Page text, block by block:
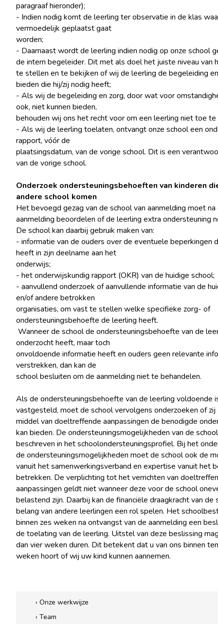
paragraaf hieronder);
- Indien nodig komt de leerling ter observatie in de klas
vermoedelijk geplaatst gaat
worden;
- Daarnaast wordt de leerling indien nodig op onze school
de intern begeleider. Dit met als doel het juiste niveau van
te stellen en te bekijken of wij de leerling de begeleiding
bieden die hij/zij nodig heeft;
- Als wij de begeleiding en zorg, door wat voor
ook, niet kunnen bieden,
behouden wij ons het recht voor om een leerling niet toe te
- Als wij de leerling toelaten, ontvangt onze school een
rapport, vóór de
plaatsingsdatum, van de vorige school. Dit is een
van de vorige school.
Onderzoek ondersteuningsbehoeften van kinderen
andere school komen
Het bevoegd gezag van de school van aanmelding moet na
aanmelding beoordelen of de leerling extra ondersteuning
De school kan daarbij gebruik maken van:
- informatie van de ouders over de eventuele beperkingen
heeft in zijn deelname aan het
onderwijs;
- het onderwijskundig rapport (OKR) van de huidige school;
- aanvullend onderzoek of aanvullende informatie van de
en/of andere betrokken
organisaties, om vast te stellen welke specifieke zorg- of
ondersteuningsbehoefte de leerling heeft.
Wanneer de school de ondersteuningsbehoefte van de
onderzocht heeft, maar toch
onvoldoende informatie heeft en ouders geen relevante
verstrekken, dan kan de
school besluiten om de aanmelding niet te behandelen.
Als de ondersteuningsbehoefte van de leerling voldoende
vastgesteld, moet de school vervolgens onderzoeken of zij
middel van doeltreffende aanpassingen de benodigde
kan bieden. De ondersteuningsmogelijkheden van de
beschreven in het schoolondersteuningsprofiel. Bij het
de ondersteuningsmogelijkheden moet de school ook de
vanuit het samenwerkingsverband en expertise vanuit het
betrekken. De verplichting tot het verrichten van
aanpassingen geldt niet wanneer deze voor de school
belastend zijn. Daarbij kan de financiële draagkracht van de
belang van andere leerlingen een rol spelen. Het
binnen zes weken na ontvangst van de aanmelding een
de toelating van de leerling. Uitstel van deze beslissing
dan vier weken duren. Dit betekent dat u van ons binnen
weken hoort of wij uw kind kunnen aannemen.
› Onze werkwijze
› Team